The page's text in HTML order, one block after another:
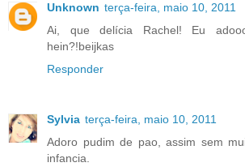
Unknown terça-feira, maio 10, 2011
Ai, que delícia Rachel! Eu
hein?!beijkas
Responder
Sylvia terça-feira, maio 10, 2011
Adoro pudim de pao, assim sem
infancia.